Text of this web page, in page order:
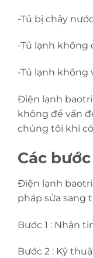
-Tủ bị chảy
-Tủ lạnh không
-Tủ lạnh không
Điện lạnh
không để vấn
chúng tôi khi
Các
Điện lạnh
pháp sửa sang
Bước 1 : Nhận
Bước 2 : Kỹ